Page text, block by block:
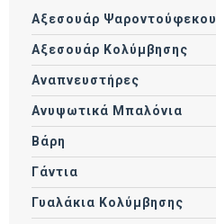
Αξεσουάρ Ψαροντούφεκου
Αξεσουάρ Κολύμβησης
Αναπνευστήρες
Ανυψωτικά Μπαλόνια
Βάρη
Γάντια
Γυαλάκια Κολύμβησης